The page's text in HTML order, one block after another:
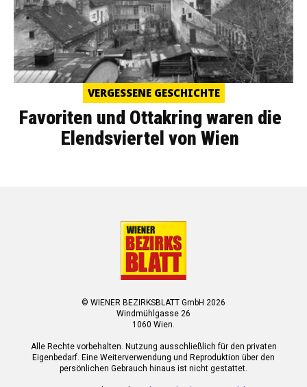
VERGESSENE GESCHICHTE
Favoriten und Ottakring waren die
Elendsviertel von Wien
© WIENER BEZIRKSBLATT GmbH 2026
Windmühlgasse 26
1060 Wien.
Alle Rechte vorbehalten. Nutzung ausschließlich für den privaten
Eigenbedarf. Eine Weiterverwendung und Reproduktion über den
persönlichen Gebrauch hinaus ist nicht gestattet.